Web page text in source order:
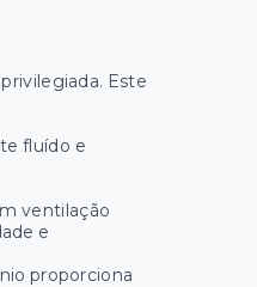
Este
fluído e
ventilação
e
proporciona